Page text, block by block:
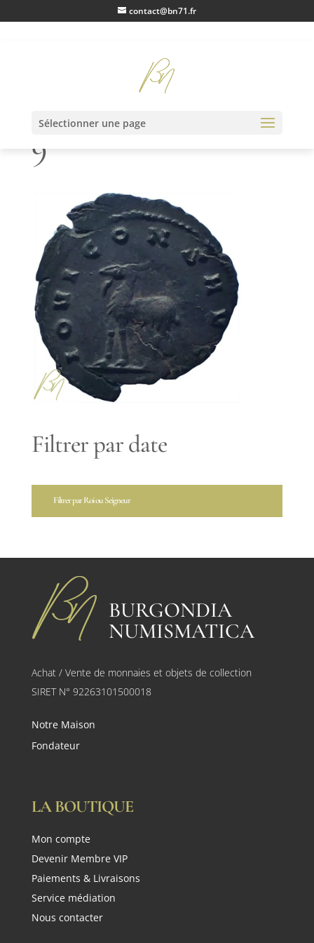
contact@bn71.fr
Sélectionner une page
IMG2023020613562
9
Filtrer par date
Filtrer par Roi ou Seigneur
BURGONDIA
NUMISMATICA
Achat / Vente de monnaies et objets de collection
SIRET N° 92263101500018
Notre Maison
Fondateur
LA BOUTIQUE
Mon compte
Devenir Membre VIP
Paiements & Livraisons
Service médiation
Nous contacter